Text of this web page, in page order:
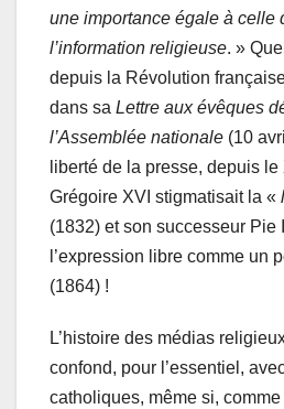
une importance égale à celle
l’information religieuse. »
depuis la Révolution
dans sa Lettre aux évêques
l’Assemblée nationale (10
liberté de la presse, depuis
Grégoire XVI stigmatisait la «
(1832) et son successeur Pie
l’expression libre comme un
(1864) !
L’histoire des médias
confond, pour l’essentiel,
catholiques, même si,